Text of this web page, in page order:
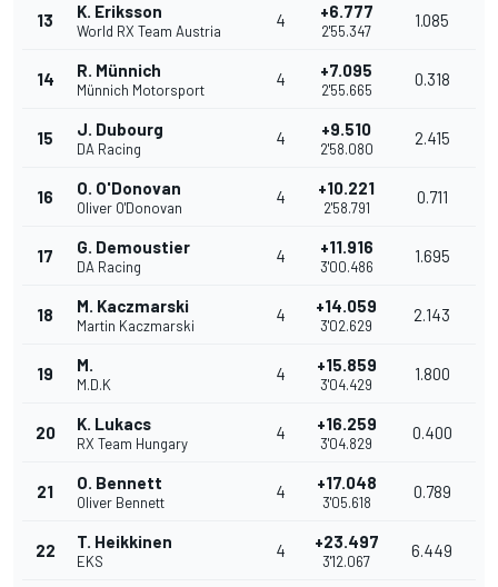
13 K. Eriksson
World RX Team Austria
4 +6.777
2'55.347
1.085
14 R. Münnich
Münnich Motorsport
4 +7.095
2'55.665
0.318
15 J. Dubourg
DA Racing
4 +9.510
2'58.080
2.415
16 O. O'Donovan
Oliver O'Donovan
4 +10.221
2'58.791
0.711
17 G. Demoustier
DA Racing
4 +11.916
3'00.486
1.695
18 M. Kaczmarski
Martin Kaczmarski
4 +14.059
3'02.629
2.143
19 M.
M.D.K
4 +15.859
3'04.429
1.800
20 K. Lukacs
RX Team Hungary
4 +16.259
3'04.829
0.400
21 O. Bennett
Oliver Bennett
4 +17.048
3'05.618
0.789
22 T. Heikkinen
EKS
4 +23.497
3'12.067
6.449